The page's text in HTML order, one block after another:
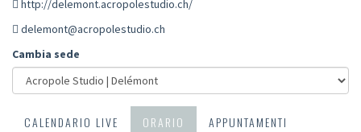
http://delemont.acropolestudio.ch/
delemont@acropolestudio.ch
Cambia sede
CALENDARIO LIVE ORARIO
APPUNTAMENTI